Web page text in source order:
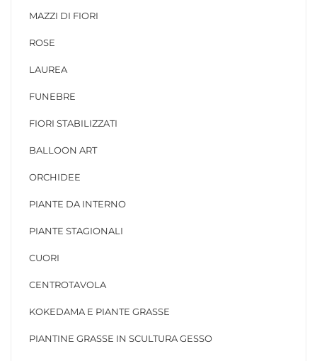
MAZZI DI FIORI
ROSE
LAUREA
FUNEBRE
FIORI STABILIZZATI
BALLOON ART
ORCHIDEE
PIANTE DA INTERNO
PIANTE STAGIONALI
CUORI
CENTROTAVOLA
KOKEDAMA E PIANTE GRASSE
PIANTINE GRASSE IN SCULTURA GESSO